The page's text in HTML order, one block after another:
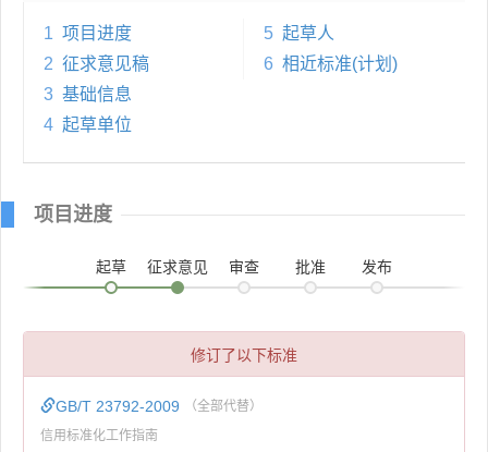
1 项目进度
2 征求意见稿
3 基础信息
4 起草单位
5 起草人
6 相近标准(计划)
项目进度
起草 征求意见 审查 批准 发布
修订了以下标准
GB/T 23792-2009 （全部代替）
信用标准化工作指南